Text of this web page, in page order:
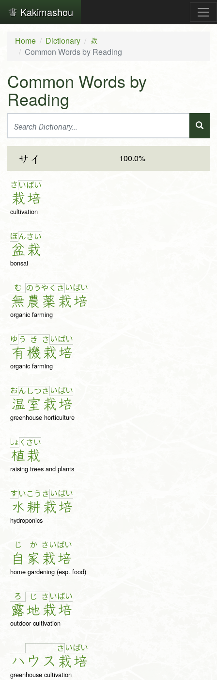
Kakimashou
Home Dictionary 栽
Common Words by Reading
Common Words by
Reading
サイ 100.0%
さ い
栽
ばい
培
cultivation
ぼん
盆
さ い
栽
bonsai
む
無
の う
農
や く
薬
さ い
栽
ばい
培
organic farming
ゆ う
有
き
機
さ い
栽
ばい
培
organic farming
おん
温
しつ
室
さ い
栽
ばい
培
greenhouse horticulture
しょ く
植
さ い
栽
raising trees and plants
す い
水
こ う
耕
さ い
栽
ばい
培
hydroponics
じ
自
か
家
さい
栽
ばい
培
home gardening (esp. food)
ろ
露
じ
地
さ い
栽
ばい
培
outdoor cultivation
ハ ウ ス
さ い
栽
ばい
培
greenhouse cultivation